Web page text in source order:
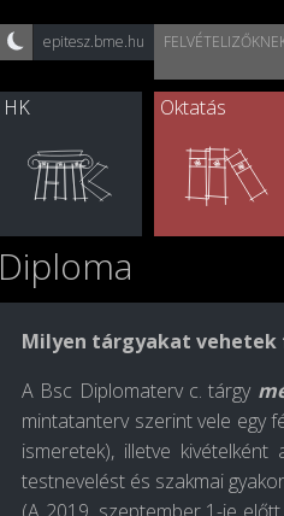
epitesz.bme.hu
HK Oktatás
Diploma
Milyen tárgyakat vehetek
A Bsc Diplomaterv c. tárgy
mintatanterv szerint vele egy
ismeretek), illetve
testnevelést és szakmai